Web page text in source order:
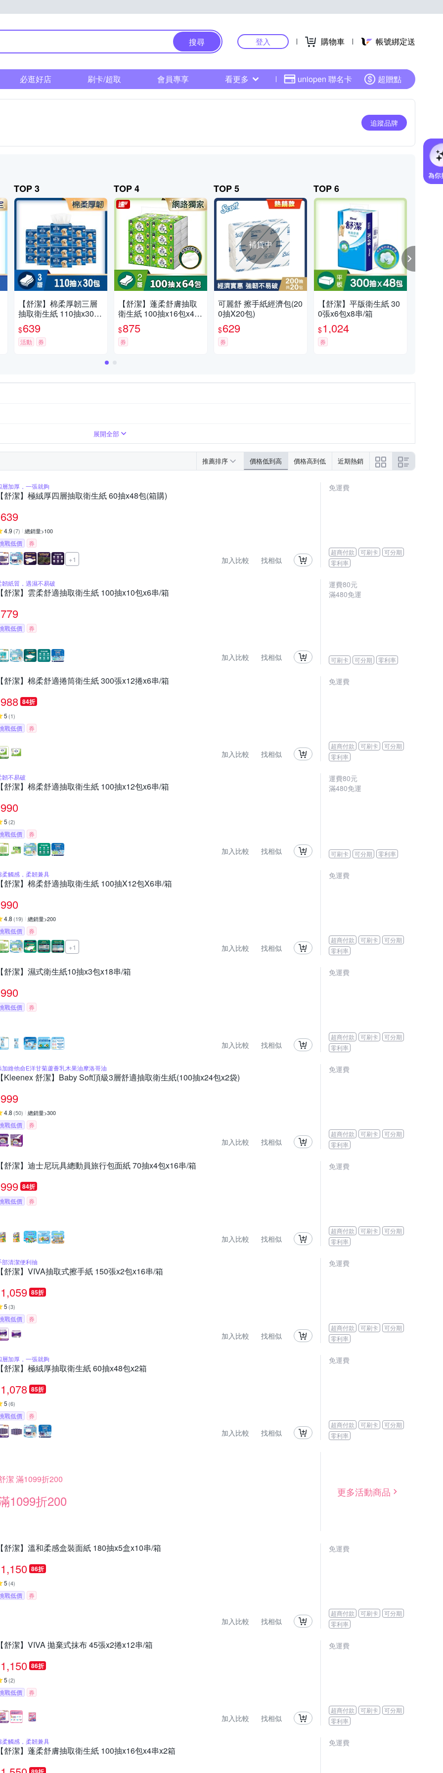
搜尋 登入 購物車 帳號綁定送
必逛好店 刷卡/超取 會員專享 看更多 uniopen 聯名卡 超贈點
追蹤品牌
TOP 3
【舒潔】棉柔厚韌三層
抽取衛生紙 110抽x30
包/箱
$639
活動 券
TOP 4
【舒潔】蓬柔舒膚抽取
衛生紙 100抽x16包x4
串/箱
$875
券
TOP 5
補貨中
可麗舒 擦手紙經濟包(20
0抽X20包)
$629
券
TOP 6
【舒潔】平版衛生紙 30
0張x6包x8串/箱
$1,024
券
廚房紙巾
展開全部
推薦排序 價格低到高 價格高到低 近期熱銷
層加厚，一張就夠
舒潔】極絨厚四層抽取衛生紙 60抽x48包(箱購)
639
4.9 (7) 總銷量>100
戰低價 券
+1 加入比較 找相似
免運費
超商付款 可刷卡
可分期
零利率
韌紙質，遇濕不易破
舒潔】雲柔舒適抽取衛生紙 100抽x10包x6串/箱
779
戰低價 券
加入比較 找相似
運費80元
滿480免運
可刷卡 可分期 零利率
舒潔】棉柔舒適捲筒衛生紙 300張x12捲x6串/箱
988 84折
5 (1)
戰低價 券
加入比較 找相似
免運費
超商付款 可刷卡
可分期
零利率
韌不易破
舒潔】棉柔舒適抽取衛生紙 100抽x12包x6串/箱
990
5 (2)
戰低價 券
加入比較 找相似
運費80元
滿480免運
可刷卡 可分期 零利率
柔觸感，柔韌兼具
舒潔】棉柔舒適抽取衛生紙 100抽X12包X6串/箱
990
4.8 (19) 總銷量>200
戰低價 券
+1 加入比較 找相似
免運費
超商付款 可刷卡
可分期
零利率
舒潔】濕式衛生紙10抽x3包x18串/箱
990
戰低價 券
加入比較 找相似
免運費
超商付款 可刷卡
可分期
零利率
加維他命E洋甘菊蘆薈乳木果油摩洛哥油
Kleenex 舒潔】Baby Soft頂級3層舒適抽取衛生紙(100抽x24包x2袋)
999
4.8 (50) 總銷量>300
戰低價 券
加入比較 找相似
免運費
超商付款 可刷卡
可分期
零利率
舒潔】迪士尼玩具總動員旅行包面紙 70抽x4包x16串/箱
999 84折
戰低價 券
加入比較 找相似
免運費
超商付款 可刷卡
可分期
零利率
部清潔便利抽
舒潔】VIVA抽取式擦手紙 150張x2包x16串/箱
1,059 85折
5 (3)
戰低價 券
加入比較 找相似
免運費
超商付款 可刷卡
可分期
零利率
層加厚，一張就夠
舒潔】極絨厚抽取衛生紙 60抽x48包x2箱
1,078 85折
5 (6)
戰低價 券
加入比較 找相似
免運費
超商付款 可刷卡
可分期
零利率
潔 滿1099折200
1099折200
更多活動商品
舒潔】溫和柔感盒裝面紙 180抽x5盒x10串/箱
1,150 86折
5 (4)
戰低價 券
加入比較 找相似
免運費
超商付款 可刷卡
可分期
零利率
舒潔】VIVA 拋棄式抹布 45張x2捲x12串/箱
1,150 86折
5 (2)
戰低價 券
加入比較 找相似
免運費
超商付款 可刷卡
可分期
零利率
柔觸感，柔韌兼具
舒潔】蓬柔舒膚抽取衛生紙 100抽x16包x4串x2箱
免運費